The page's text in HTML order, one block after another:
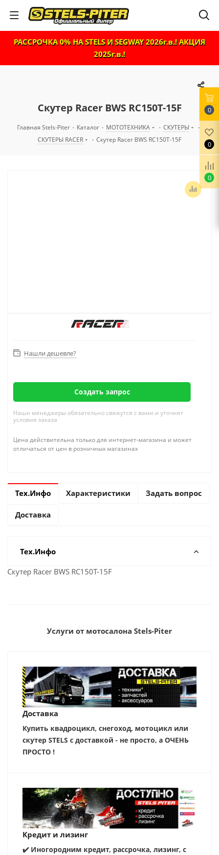
РАССРОЧКА 0% НА STELS И SEGWAY 2026г.в.! АКЦИЯ
2025г.в.!
Скутер Racer BWS RC150T-15F
Главная Stels-Piter - Каталог - МОТОТЕХНИКА - СКУТЕРЫ
-
СКУТЕРЫ RACER
- Скутер Racer BWS RC150T-15F
Нашли дешевле?
Создать запрос
Наши менеджеры обязательно свяжутся с вами и уточнят
условия заказа
Цена действительна только для интернет-магазина и может
отличаться от цен в розничных магазинах
Тех.Инфо Характеристики Задать вопрос
Доставка
Тех.Инфо
Скутер Racer BWS RC150T-15F
Услуги от мотосалона Stels-Piter
Доставка
Купить квадроцикл, снегоход, мотоцикл или
скутер STELS с доставкой - не просто, а ОЧЕНЬ
ПРОСТО !
Кредит и лизинг
✔️ Иногородним кредит, рассрочка, лизинг, с
0
0
0